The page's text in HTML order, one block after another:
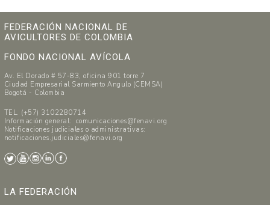
FEDERACIÓN NACIONAL DE
AVICULTORES DE COLOMBIA
FONDO NACIONAL AVÍCOLA
Av. El Dorado # 57-83, oficina 901 torre 7
Ciudad Empresarial Sarmiento Angulo (CEMSA)
Bogotá - Colombia
TEL. (+57) 3102280714
Información general: comunicaciones@fenavi.org
Notificaciones judiciales o administrativas:
notificaciones.judiciales@fenavi.org
LA FEDERACIÓN